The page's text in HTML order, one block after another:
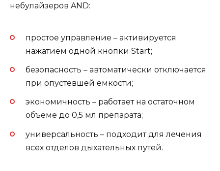
небулайзеров AND:
простое управление – активируется
нажатием одной кнопки Start;
безопасность – автоматически отключается
при опустевшей емкости;
экономичность – работает на остаточном
объеме до 0,5 мл препарата;
универсальность – подходит для лечения
всех отделов дыхательных путей.